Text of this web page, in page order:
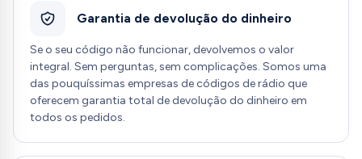
Garantia de devolução do dinheiro
Se o seu código não funcionar, devolvemos o valor
integral. Sem perguntas, sem complicações. Somos uma
das pouquíssimas empresas de códigos de rádio que
oferecem garantia total de devolução do dinheiro em
todos os pedidos.